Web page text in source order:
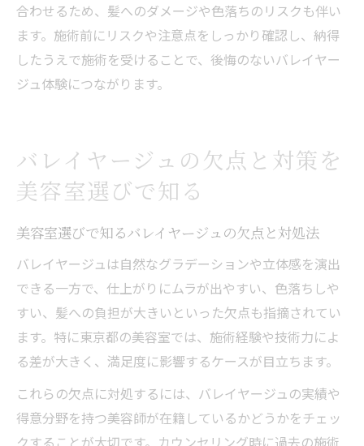
合わせるため、髪へのダメージや色落ちのリスクも伴い
ます。施術前にリスクや注意点をしっかり確認し、納得
したうえで施術を受けることで、後悔のないバレイヤー
ジュ体験につながります。
バレイヤージュの欠点と対策を
美容室選びで知る
美容室選びで知るバレイヤージュの欠点と対処法
バレイヤージュは自然なグラデーションや立体感を演出
できる一方で、仕上がりにムラが出やすい、色落ちしや
すい、髪への負担が大きいといった欠点も指摘されてい
ます。特に東京都の美容室では、施術経験や技術力によ
る差が大きく、満足度に影響するケースが目立ちます。
これらの欠点に対処するには、バレイヤージュの実績や
得意分野を持つ美容師が在籍しているかどうかをチェッ
クすることが大切です。カウンセリング時に過去の施術